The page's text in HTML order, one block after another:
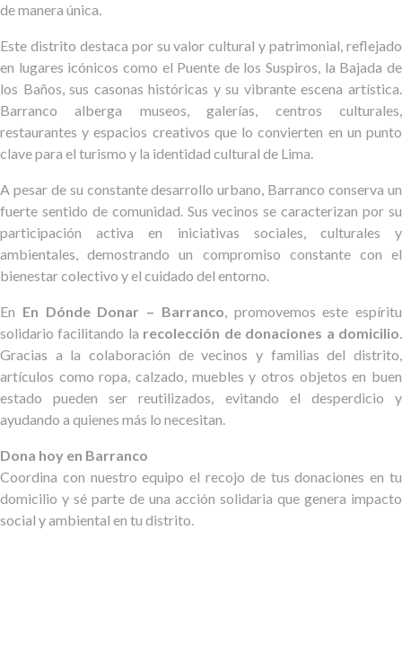
de manera única.
Este distrito destaca por su valor cultural y patrimonial, reflejado
en lugares icónicos como el Puente de los Suspiros, la Bajada de
los Baños, sus casonas históricas y su vibrante escena artística.
Barranco alberga museos, galerías, centros culturales,
restaurantes y espacios creativos que lo convierten en un punto
clave para el turismo y la identidad cultural de Lima.
A pesar de su constante desarrollo urbano, Barranco conserva un
fuerte sentido de comunidad. Sus vecinos se caracterizan por su
participación activa en iniciativas sociales, culturales y
ambientales, demostrando un compromiso constante con el
bienestar colectivo y el cuidado del entorno.
En En Dónde Donar – Barranco, promovemos este espíritu
solidario facilitando la recolección de donaciones a domicilio.
Gracias a la colaboración de vecinos y familias del distrito,
artículos como ropa, calzado, muebles y otros objetos en buen
estado pueden ser reutilizados, evitando el desperdicio y
ayudando a quienes más lo necesitan.
Dona hoy en Barranco
Coordina con nuestro equipo el recojo de tus donaciones en tu
domicilio y sé parte de una acción solidaria que genera impacto
social y ambiental en tu distrito.